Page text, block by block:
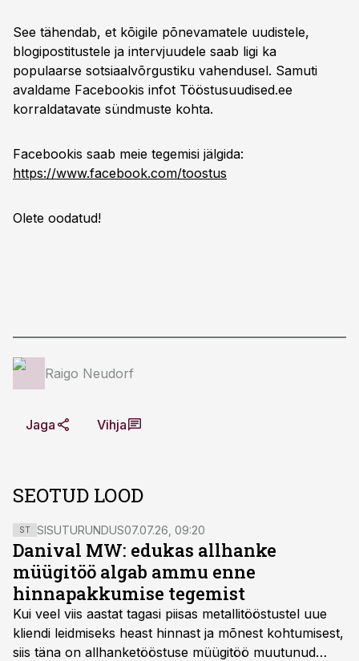
See tähendab, et kõigile põnevamatele uudistele,
blogipostitustele ja intervjuudele saab ligi ka
populaarse sotsiaalvõrgustiku vahendusel. Samuti
avaldame Facebookis infot Tööstusuudised.ee
korraldatavate sündmuste kohta.
Facebookis saab meie tegemisi jälgida:
https://www.facebook.com/toostus
Olete oodatud!
Raigo Neudorf
Jaga Vihja
SEOTUD LOOD
ST SISUTURUNDUS07.07.26, 09:20
Danival MW: edukas allhanke
müügitöö algab ammu enne
hinnapakkumise tegemist
Kui veel viis aastat tagasi piisas metallitööstustel uue
kliendi leidmiseks heast hinnast ja mõnest kohtumisest,
siis täna on allhanketööstuse müügitöö muutunud